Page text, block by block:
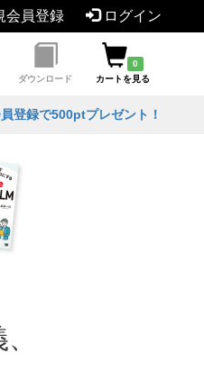
会員登録 ログイン
ダウンロード
0
カートを見る
登録で500ptプレゼント！